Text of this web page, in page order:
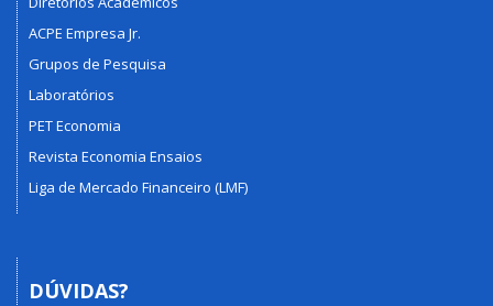
ACPE Empresa Jr.
Grupos de Pesquisa
Laboratórios
PET Economia
Revista Economia Ensaios
Liga de Mercado Financeiro (LMF)
DÚVIDAS?